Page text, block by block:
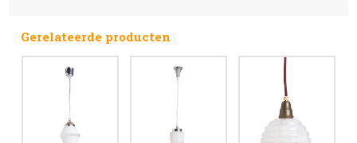
Gerelateerde producten